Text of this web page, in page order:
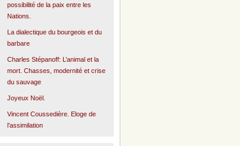
possibilité de la paix entre les
Nations.
La dialectique du bourgeois et du
barbare
Charles Stépanoff: L’animal et la
mort. Chasses, modernité et crise
du sauvage
Joyeux Noël.
Vincent Coussedière. Eloge de
l’assimilation